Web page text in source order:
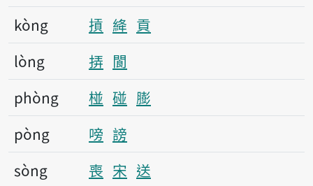
kòng
摃 絳 貢
lòng
挵 閬
phòng
椪 碰 膨
pòng
嗙 謗
sòng
喪 宋 送